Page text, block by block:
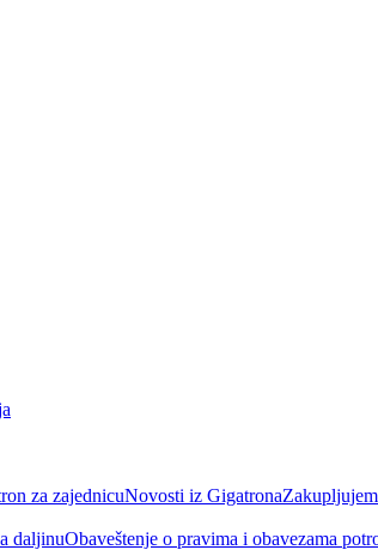
za zajednicuNovosti iz Gigatrona
daljinuObaveštenje o pravima i obavezama